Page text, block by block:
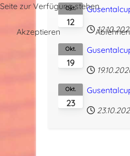
12
Okt.
19
Okt.
23
Okt.
Seite zur Verfügung stehen.
Akzeptieren
Ablehnen